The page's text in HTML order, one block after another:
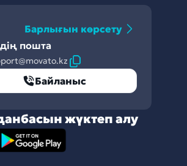
Барлығын көрсету
пошта
Байланыс
жүктеп алу